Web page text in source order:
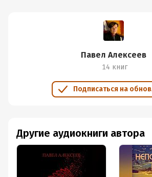
Павел Алексеев
14 книг
Подписаться на
Другие аудиокниги автора